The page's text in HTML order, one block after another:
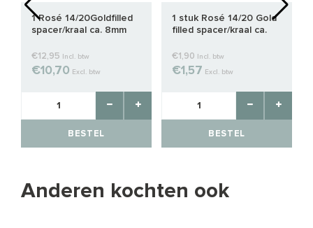
1 Rosé 14/20Goldfilled
spacer/kraal ca. 8mm
€12,95 Incl. btw
€10,70 Excl. btw
BESTEL
1 stuk Rosé 14/20 Gold
filled spacer/kraal ca.
€1,90 Incl. btw
€1,57 Excl. btw
BESTEL
Anderen kochten ook